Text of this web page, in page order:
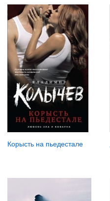
Корысть на пьедестале